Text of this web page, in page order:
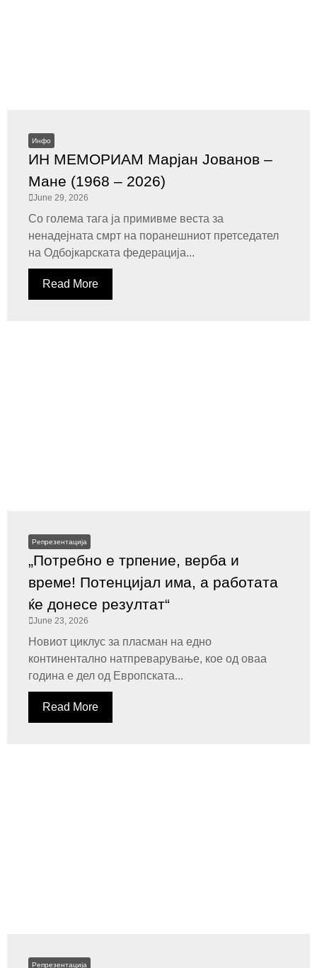
Инфо
ИН МЕМОРИАМ Марјан Јованов –
Мане (1968 – 2026)
June 29, 2026
Со голема тага ја примивме веста за
ненадејната смрт на поранешниот претседател
на Одбојкарската федерација...
Read More
Репрезентација
„Потребно е трпение, верба и
време! Потенцијал има, а работата
ќе донесе резултат“
June 23, 2026
Новиот циклус за пласман на едно
континентално натпреварување, кое од оваа
година е дел од Европската...
Read More
Репрезентација